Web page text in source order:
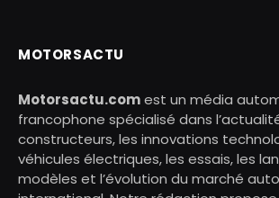
MOTORSACTU
Motorsactu.comest un média
francophone spécialisé dans
constructeurs, les innovations
véhicules électriques, les essais, les
modèles et l’évolution du marché